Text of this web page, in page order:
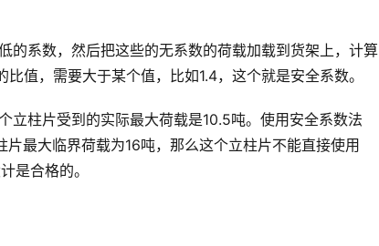
的系数，然后把这些的无系数的荷载加载到货架上，计算
值，需要大于某个值，比如1.4，这个就是安全系数。
柱片受到的实际最大荷载是10.5吨。使用安全系数法
最大临界荷载为16吨，那么这个立柱片不能直接使用
是合格的。